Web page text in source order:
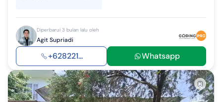
Diperbarui 3 bulan lalu oleh
Agit Supriadi
+628221... Whatsapp